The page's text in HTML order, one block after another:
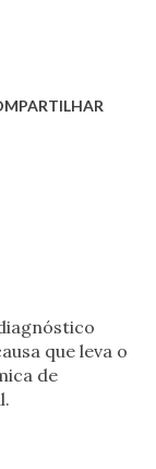
que leva o
de